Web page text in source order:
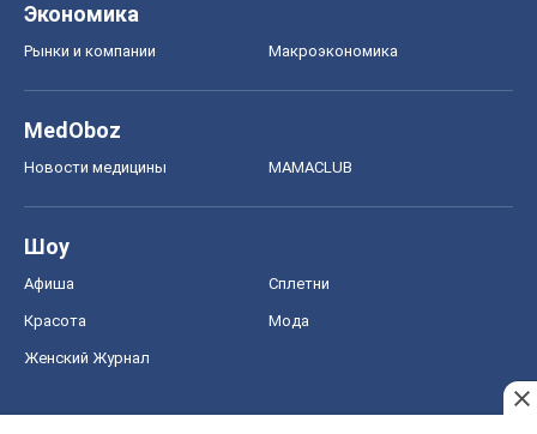
Экономика
Рынки и компании Mакроэкономика
MedOboz
Новости медицины MAMACLUB
Шоу
Афиша Сплетни
Красота Мода
Женский Журнал